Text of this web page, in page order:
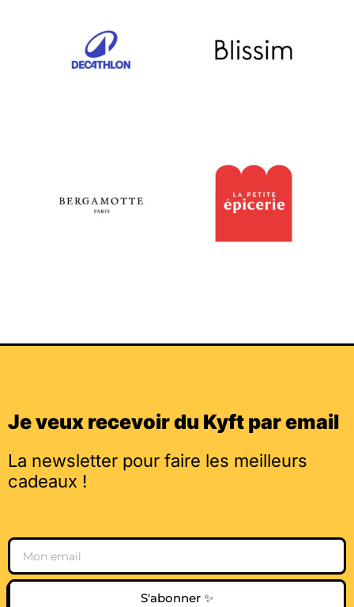
Je veux recevoir du Kyft par email
La newsletter pour faire les meilleurs
cadeaux !
Email
S'abonner ✨